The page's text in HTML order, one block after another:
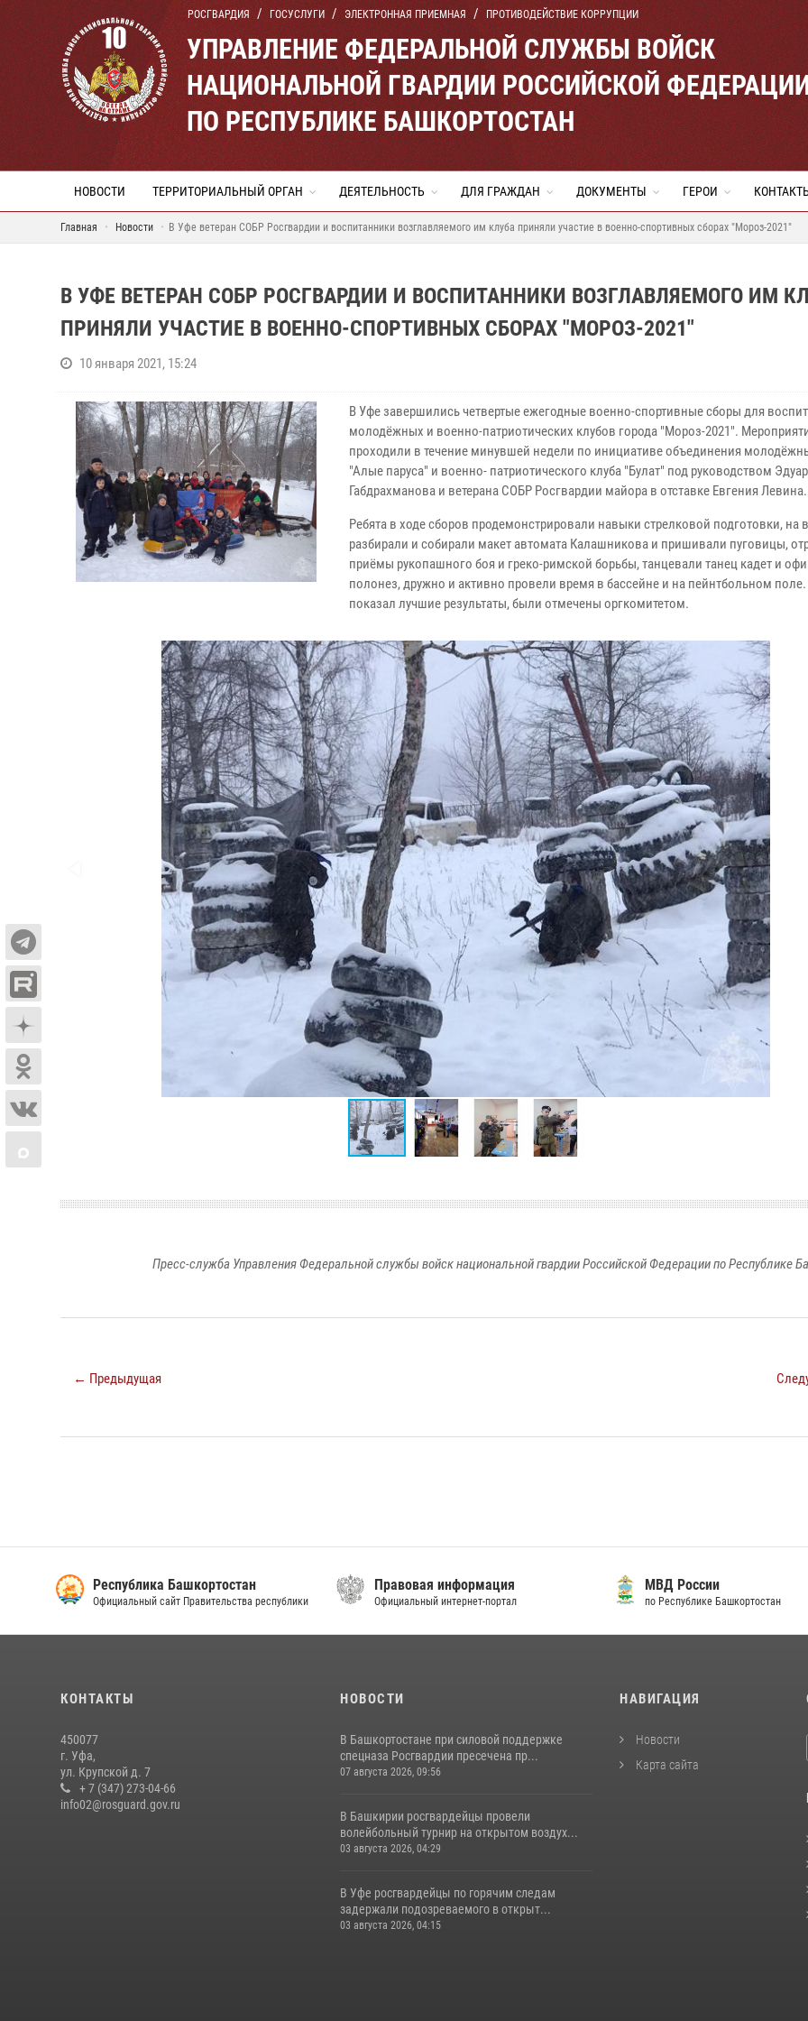
РОСГВАРДИЯ ГОСУСЛУГИ ЭЛЕКТРОННАЯ ПРИЕМНАЯ ПРОТИВОДЕЙСТВИЕ КОРРУПЦИИ
УПРАВЛЕНИЕ ФЕДЕРАЛЬНОЙ СЛУЖБЫ ВОЙСК
НАЦИОНАЛЬНОЙ ГВАРДИИ РОССИЙСКОЙ
ПО РЕСПУБЛИКЕ БАШКОРТОСТАН
НОВОСТИ ТЕРРИТОРИАЛЬНЫЙ ОРГАН ДЕЯТЕЛЬНОСТЬ ДЛЯ ГРАЖДАН ДОКУМЕНТЫ ГЕРОИ
Главная Новости В Уфе ветеран СОБР Росгвардии и воспитанники возглавляемого им клуба приняли участие в военно-спортивных сборах "Мороз-2021"
В УФЕ ВЕТЕРАН СОБР РОСГВАРДИИ И ВОСПИТАННИКИ ВОЗГЛАВЛЯЕМОГО ИМ
ПРИНЯЛИ УЧАСТИЕ В ВОЕННО-СПОРТИВНЫХ СБОРАХ "МОРОЗ-2021"
10 января 2021, 15:24
В Уфе завершились четвертые ежегодные военно-спортивные сборы для
молодёжных и военно-патриотических клубов города "Мороз-2021".
проходили в течение минувшей недели по инициативе объединения
"Алые паруса" и военно- патриотического клуба "Булат" под руководством
Габдрахманова и ветерана СОБР Росгвардии майора в отставке Евгения Левина.
Ребята в ходе сборов продемонстрировали навыки стрелковой подготовки, на
разбирали и собирали макет автомата Калашникова и пришивали пуговицы,
приёмы рукопашного боя и греко-римской борьбы, танцевали танец кадет и
полонез, дружно и активно провели время в бассейне и на пейнтбольном поле.
показал лучшие результаты, были отмечены оргкомитетом.
Пресс-служба Управления Федеральной службы войск национальной гвардии Российской Федерации по Республике
← Предыдущая
Республика Башкортостан
Официальный сайт Правительства республики
Правовая информация
Официальный интернет-портал
МВД России
по Республике Башкортостан
КОНТАКТЫ
450077
г. Уфа,
ул. Крупской д. 7
+ 7 (347) 273-04-66
info02@rosguard.gov.ru
НОВОСТИ
В Башкортостане при силовой поддержке
спецназа Росгвардии пресечена пр...
07 августа 2026, 09:56
В Башкирии росгвардейцы провели
волейбольный турнир на открытом воздух...
03 августа 2026, 04:29
В Уфе росгвардейцы по горячим следам
задержали подозреваемого в открыт...
03 августа 2026, 04:15
НАВИГАЦИЯ
Новости
Карта сайта